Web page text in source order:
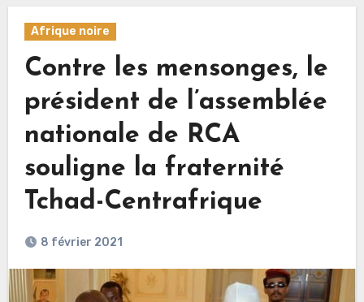
Afrique noire
Contre les mensonges, le
président de l’assemblée
nationale de RCA
souligne la fraternité
Tchad-Centrafrique
8 février 2021